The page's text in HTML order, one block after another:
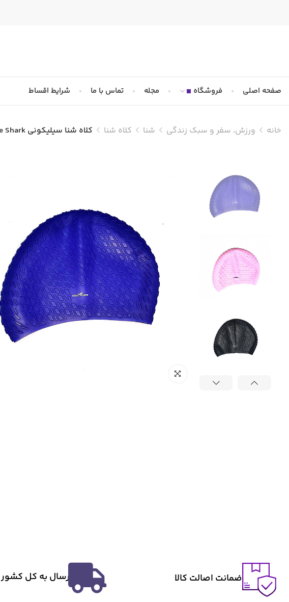
صفحه اصلی فروشگاه مجله تماس با ما شرایط اقساط
خانه ورزش، سفر و سبک زندگی شنا کلاه شنا کلاه شنا سیلیکونی Free Shark — راحت، حرفه‌ای و مخصوص موهای بلند
ضمانت اصالت کالا ارسال به کل کشور